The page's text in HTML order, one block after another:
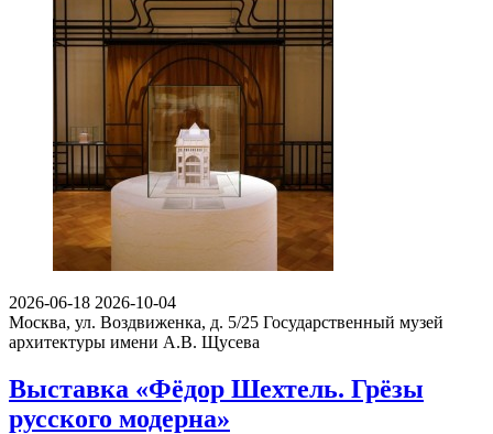
2026-06-18 2026-10-04
Москва, ул. Воздвиженка, д. 5/25 Государственный музей
архитектуры имени А.В. Щусева
Выставка «Фёдор Шехтель. Грёзы
русского модерна»